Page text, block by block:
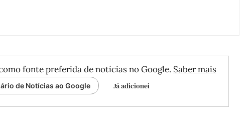
fonte preferida de notícias no Google. Saber mais
de Notícias ao Google Já adicionei